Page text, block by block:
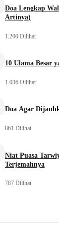
Doa Lengkap
Artinya)
1.200 Dilihat
10 Ulama Besar
1.036 Dilihat
Doa Agar
861 Dilihat
Niat Puasa
Terjemahnya
787 Dilihat